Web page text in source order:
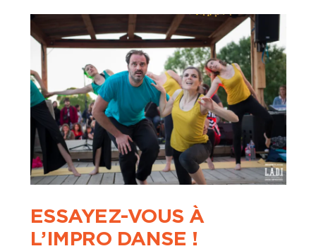
ESSAYEZ-VOUS À
L’IMPRO DANSE !